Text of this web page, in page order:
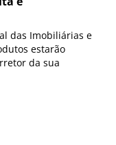
das Imobiliárias e
estarão
da sua